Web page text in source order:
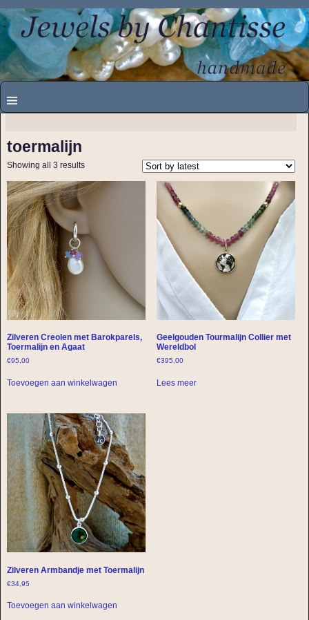
toermalijn
Showing all 3 results
Zilveren Creolen met Barokparels,
Toermalijn en Agaat
€95,00
Toevoegen aan winkelwagen
Geelgouden Tourmalijn Collier met
Wereldbol
€395,00
Lees meer
Zilveren Armbandje met Toermalijn
€34,95
Toevoegen aan winkelwagen